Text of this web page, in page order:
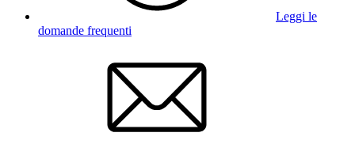
Leggi le
domande frequenti